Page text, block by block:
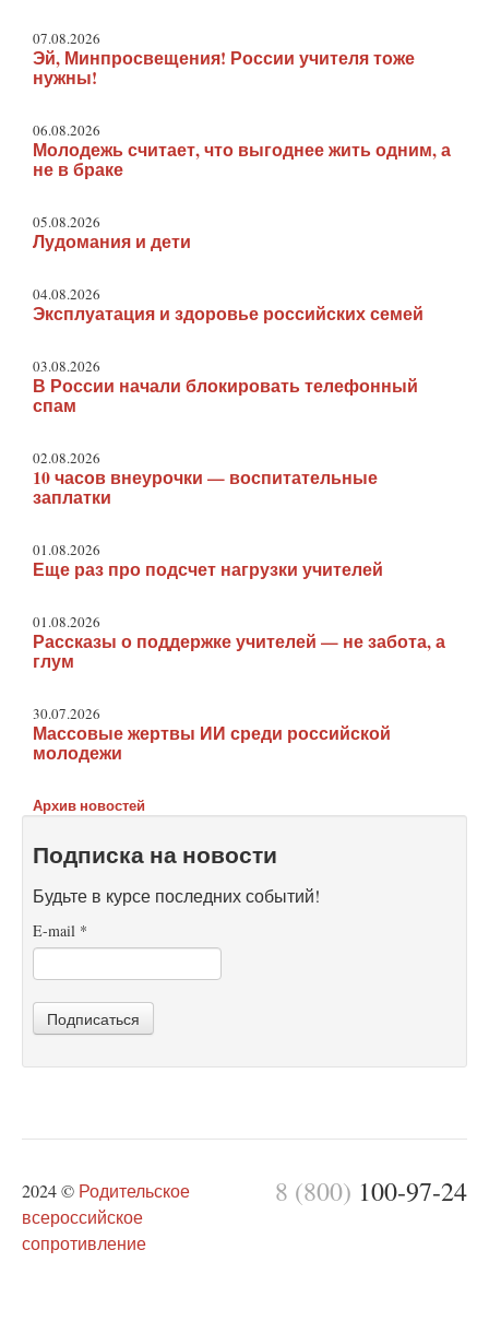
07.08.2026
Эй, Минпросвещения! России учителя тоже
нужны!
06.08.2026
Молодежь считает, что выгоднее жить одним, а
не в браке
05.08.2026
Лудомания и дети
04.08.2026
Эксплуатация и здоровье российских семей
03.08.2026
В России начали блокировать телефонный
спам
02.08.2026
10 часов внеурочки — воспитательные
заплатки
01.08.2026
Еще раз про подсчет нагрузки учителей
01.08.2026
Рассказы о поддержке учителей — не забота, а
глум
30.07.2026
Массовые жертвы ИИ среди российской
молодежи
Архив новостей
Подписка на новости
Будьте в курсе последних событий!
E-mail *
Подписаться
8 (800) 100-97-24
2024 © Родительское
всероссийское
сопротивление